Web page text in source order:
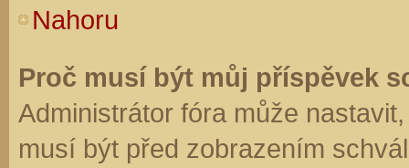
Nahoru
Proč musí být můj příspěvek
Administrátor fóra může
musí být před zobrazením